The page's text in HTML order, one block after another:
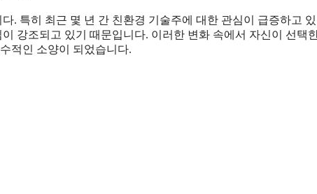
다. 특히 최근 몇 년 간 친환경 기술주에 대한 관심이 급증하고 있
강조되고 있기 때문입니다. 이러한 변화 속에서 자신이 선택
적인 소양이 되었습니다.